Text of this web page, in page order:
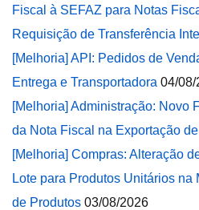
Fiscal à SEFAZ para Notas
Requisição de Transferência
[Melhoria] API: Pedidos de
Entrega e Transportadora 04/08/
[Melhoria] Administração: Novo
da Nota Fiscal na Exportação
[Melhoria] Compras: Alteração
Lote para Produtos Unitários
de Produtos 03/08/2026